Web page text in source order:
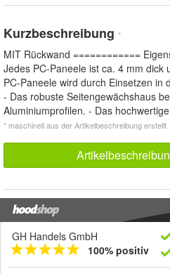
Kurzbeschreibung *
MIT Rückwand ============
Jedes PC-Paneele ist ca. 4 mm
PC-Paneele wird durch Einsetzen in
- Das robuste Seitengewächshaus
Aluminiumprofilen. - Das
* maschinell aus der Artikelbeschreibung erstellt
GH Handels GmbH
100% positiv